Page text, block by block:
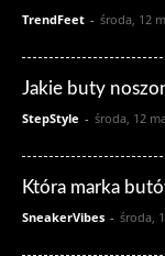
TrendFeet - środa, 12
Jakie buty
StepStyle - środa, 12
Która marka
SneakerVibes - środa,